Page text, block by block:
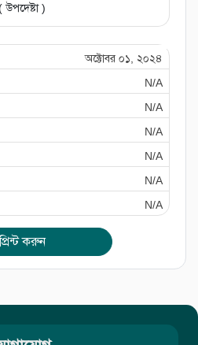
উপদেষ্টা )
অক্টোবর ০১, ২০২৪
N/A
N/A
N/A
N/A
N/A
N/A
করুন